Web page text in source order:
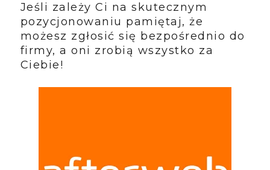
Jeśli zależy Ci na skutecznym
pozycjonowaniu pamiętaj, że
możesz zgłosić się bezpośrednio do
firmy, a oni zrobią wszystko za
Ciebie!